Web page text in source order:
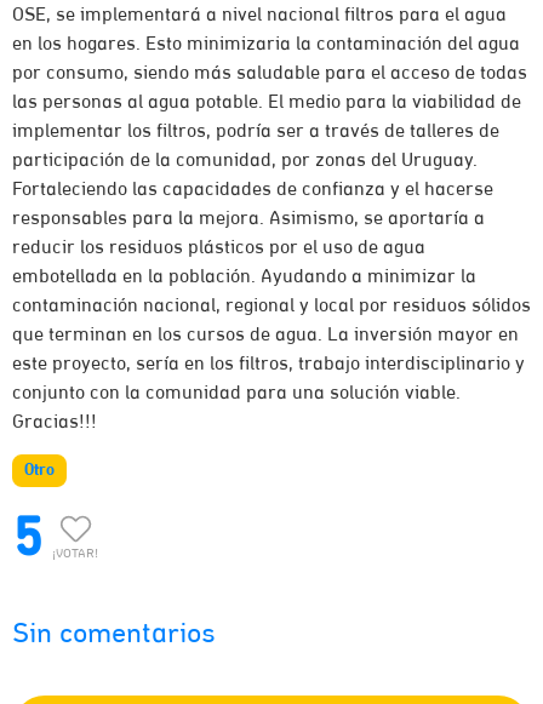
OSE, se implementará a nivel nacional filtros para el agua
en los hogares. Esto minimizaria la contaminación del agua
por consumo, siendo más saludable para el acceso de todas
las personas al agua potable. El medio para la viabilidad de
implementar los filtros, podría ser a través de talleres de
participación de la comunidad, por zonas del Uruguay.
Fortaleciendo las capacidades de confianza y el hacerse
responsables para la mejora. Asimismo, se aportaría a
reducir los residuos plásticos por el uso de agua
embotellada en la población. Ayudando a minimizar la
contaminación nacional, regional y local por residuos sólidos
que terminan en los cursos de agua. La inversión mayor en
este proyecto, sería en los filtros, trabajo interdisciplinario y
conjunto con la comunidad para una solución viable.
Gracias!!!
Otro
5 ¡VOTAR!
Sin comentarios